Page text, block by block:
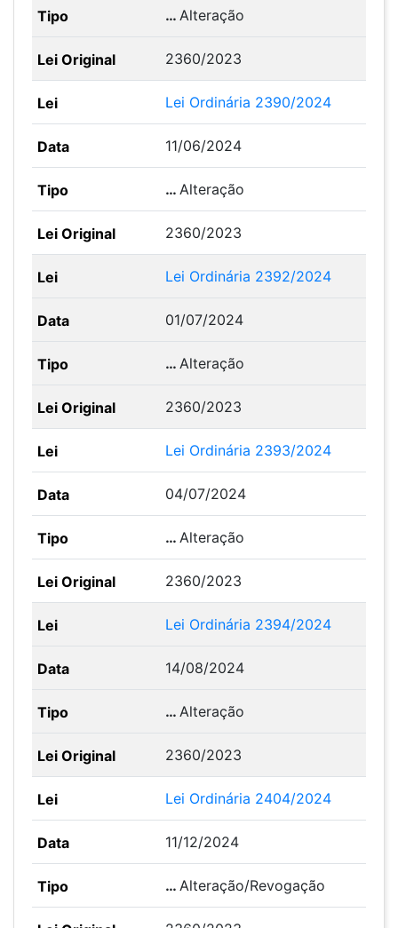
…Alteração
2360/2023
Lei Ordinária 2390/2024
11/06/2024
…Alteração
2360/2023
Lei Ordinária 2392/2024
01/07/2024
…Alteração
2360/2023
Lei Ordinária 2393/2024
04/07/2024
…Alteração
2360/2023
Lei Ordinária 2394/2024
14/08/2024
…Alteração
2360/2023
Lei Ordinária 2404/2024
11/12/2024
…Alteração/Revogação